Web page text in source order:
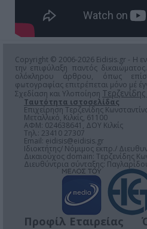
Copyright © 2006-2026 Eidisis.gr - Η
την επιφύλαξη παντός
ολόκληρου άρθρου, όπως
φωτογραφίας επιτρέπεται μόνο μέ
Σχεδίαση και Υλοποίηση
Ταυτότητα ιστοσελίδας
Επιχείρηση Τερζενίδης
Μεταλλικό, Κιλκίς, 61100
ΑΦΜ: 024638641, ΔΟΥ Κιλκίς
Τηλ.: 23410 27307
Email: eidisis@eidisis.gr
Ιδιοκτήτης/ Νόμιμος εκπρ./
Δικαιούχος domain: Τερζενίδης
Διευθύντρια σύνταξης:
Προφίλ Εταιρείας